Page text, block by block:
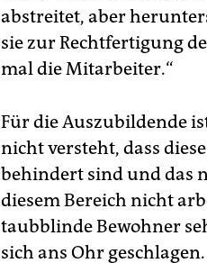
abstreitet, aber
sie zur Rechtfertigung
mal die Mitarbeiter.“
Für die Auszubildende
nicht versteht, dass
behindert sind und das
diesem Bereich nicht
taubblinde Bewohner
sich ans Ohr